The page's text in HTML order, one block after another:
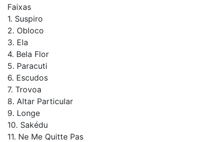
Faixas
1. Suspiro
2. Obloco
3. Ela
4. Bela Flor
5. Paracuti
6. Escudos
7. Trovoa
8. Altar Particular
9. Longe
10. Sakédu
11. Ne Me Quitte Pas